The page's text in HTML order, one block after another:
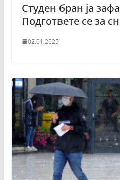
Студен бран ја
Подгответе се за
02.01.2025